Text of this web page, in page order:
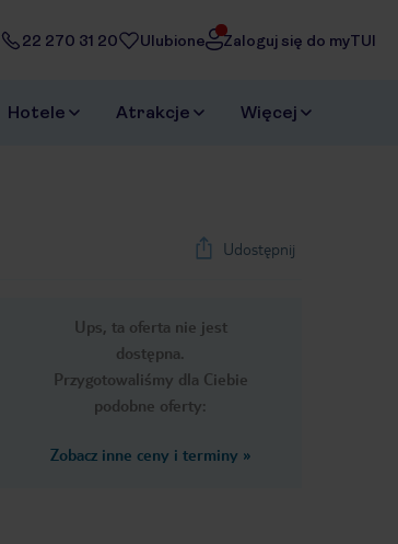
22 270 31 20 Ulubione Zaloguj się do myTUI
Hotele Atrakcje Więcej
Udostępnij
Ups, ta oferta nie jest
dostępna.
Przygotowaliśmy dla Ciebie
podobne oferty:
Zobacz inne ceny i terminy »